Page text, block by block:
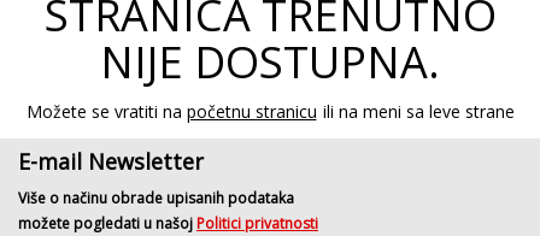
STRANICA TRENUTNO
NIJE DOSTUPNA.
Možete se vratiti na početnu stranicu ili na meni sa leve strane
E-mail Newsletter
Više o načinu obrade upisanih podataka
možete pogledati u našoj Politici privatnosti